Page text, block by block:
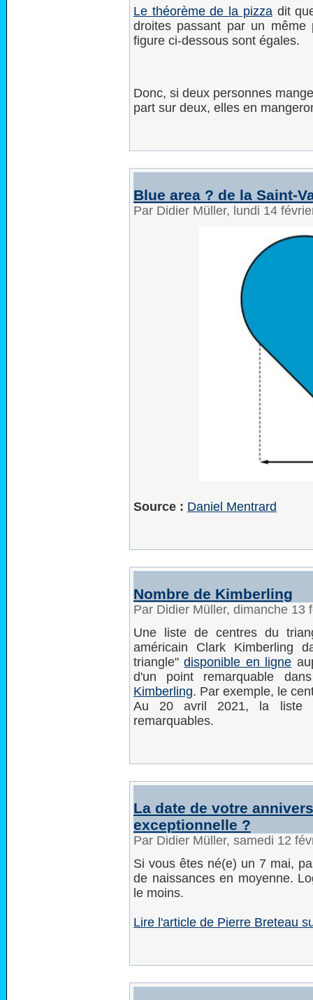
Le théorème de la pizzadit
droites passant par un
figure ci-dessous sont égales.
Donc, si deux personnes
part sur deux, elles en
Blue area ? de la Saint-
Par Didier Müller, lundi 14
Source : Daniel Mentrard
Nombre de Kimberling
Par Didier Müller, dimanche 13
Une liste de centres du
américain Clark Kimberling
triangle"disponible en ligne
d'un point remarquable
Kimberling. Par exemple, le
Au 20 avril 2021, la liste
remarquables.
La date de votre
exceptionnelle ?
Par Didier Müller, samedi 12
Si vous êtes né(e) un 7 mai,
de naissances en moyenne.
le moins.
Lire l'article de Pierre Breteau